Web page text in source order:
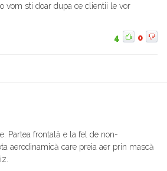
vom sti doar dupa ce clientii le vor
4 0
Partea frontală e la fel de non-
aerodinamică care preia aer prin mască